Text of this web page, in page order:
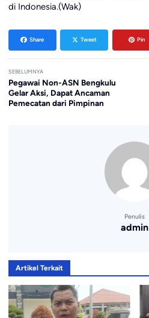
di Indonesia.(Wak)
Share Tweet Pin
SEBELUMNYA
Pegawai Non-ASN Bengkulu
Gelar Aksi, Dapat Ancaman
Pemecatan dari Pimpinan
Penulis
admin
Artikel Terkait